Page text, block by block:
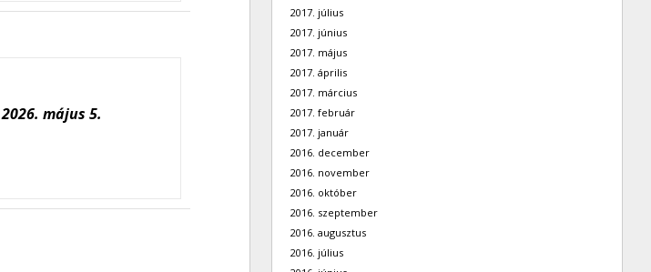
május 5.
2017. július
2017. június
2017. május
2017. április
2017. március
2017. február
2017. január
2016. december
2016. november
2016. október
2016. szeptember
2016. augusztus
2016. július